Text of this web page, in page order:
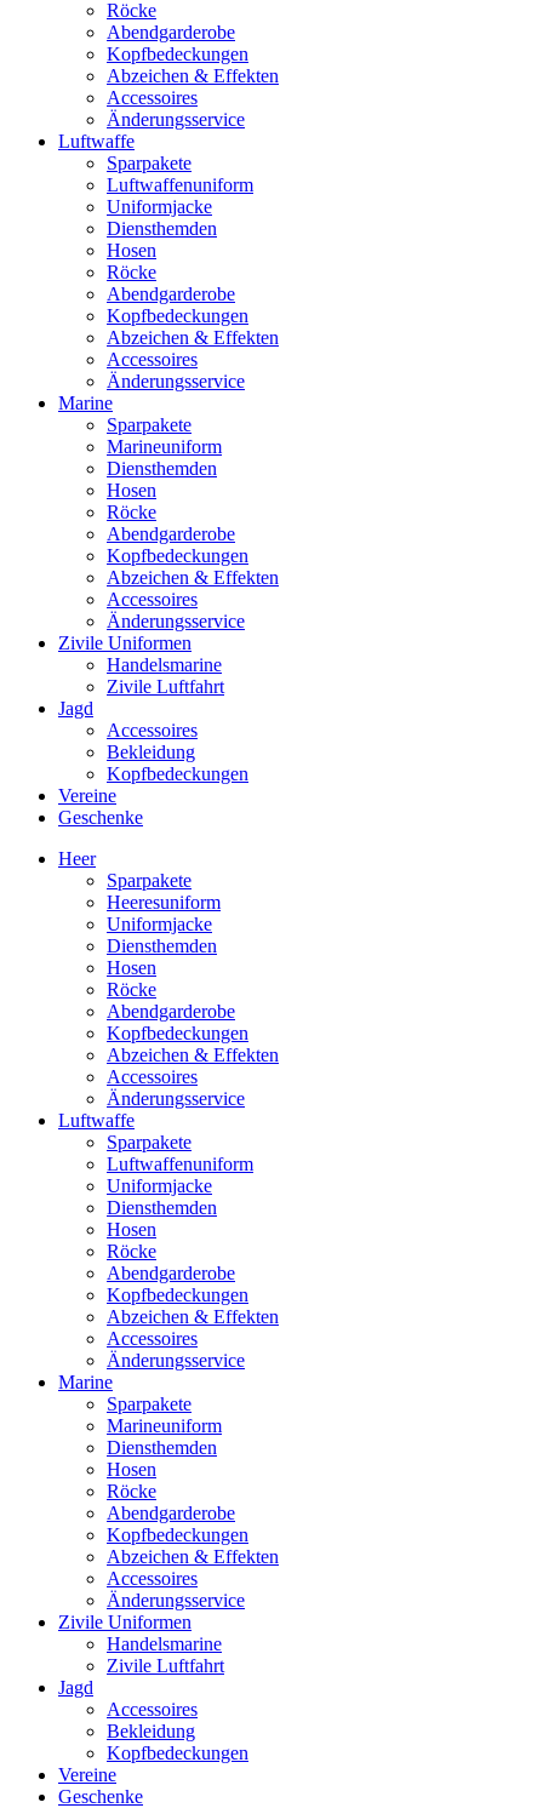
Röcke
Abendgarderobe
Kopfbedeckungen
Abzeichen & Effekten
Accessoires
Änderungsservice
Luftwaffe
Sparpakete
Luftwaffenuniform
Uniformjacke
Diensthemden
Hosen
Röcke
Abendgarderobe
Kopfbedeckungen
Abzeichen & Effekten
Accessoires
Änderungsservice
Marine
Sparpakete
Marineuniform
Diensthemden
Hosen
Röcke
Abendgarderobe
Kopfbedeckungen
Abzeichen & Effekten
Accessoires
Änderungsservice
Zivile Uniformen
Handelsmarine
Zivile Luftfahrt
Jagd
Accessoires
Bekleidung
Kopfbedeckungen
Vereine
Geschenke
Heer
Sparpakete
Heeresuniform
Uniformjacke
Diensthemden
Hosen
Röcke
Abendgarderobe
Kopfbedeckungen
Abzeichen & Effekten
Accessoires
Änderungsservice
Luftwaffe
Sparpakete
Luftwaffenuniform
Uniformjacke
Diensthemden
Hosen
Röcke
Abendgarderobe
Kopfbedeckungen
Abzeichen & Effekten
Accessoires
Änderungsservice
Marine
Sparpakete
Marineuniform
Diensthemden
Hosen
Röcke
Abendgarderobe
Kopfbedeckungen
Abzeichen & Effekten
Accessoires
Änderungsservice
Zivile Uniformen
Handelsmarine
Zivile Luftfahrt
Jagd
Accessoires
Bekleidung
Kopfbedeckungen
Vereine
Geschenke